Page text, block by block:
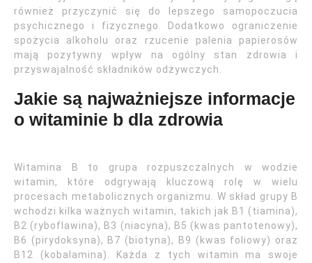
również przyczynić się do lepszego samopoczucia
psychicznego i fizycznego. Dodatkowo ograniczenie
spożycia alkoholu oraz rzucenie palenia papierosów
mają pozytywny wpływ na ogólny stan zdrowia i
przyswajalność składników odżywczych.
Jakie są najważniejsze informacje
o witaminie b dla zdrowia
Witamina B to grupa rozpuszczalnych w wodzie
witamin, które odgrywają kluczową rolę w wielu
procesach metabolicznych organizmu. W skład grupy B
wchodzi kilka ważnych witamin, takich jak B1 (tiamina),
B2 (ryboflawina), B3 (niacyna), B5 (kwas pantotenowy),
B6 (pirydoksyna), B7 (biotyna), B9 (kwas foliowy) oraz
B12 (kobalamina). Każda z tych witamin ma swoje